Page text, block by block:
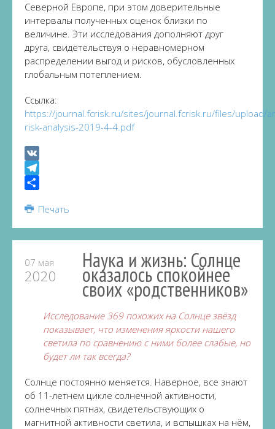
Северной Европе, при этом доверительные
интервалы полученных оценок близки по
величине. Эти исследования дополняют друг
друга, свидетельствуя о неравномерном
распределении выгод и рисков, обусловленных
глобальным потеплением.
Ссылка:
https://journal.fcrisk.ru/sites/journal.fcrisk.ru/files/upload/
risk-analysis-2019-4-4.pdf
VK
Telegram
Печать
07 мая
2020
Наука и жизнь: Солнце
оказалось спокойнее
своих «родственников»
Исследование 369 похожих на Солнце звёзд
показывает, что изменения яркости нашего
светила по сравнению с ними более слабые, но
будет ли так всегда?
Солнце постоянно меняется. Наверное, все знают
об 11-летнем цикле солнечной активности,
солнечных пятнах, свидетельствующих о
магнитной активности светила, и вспышках на нём,